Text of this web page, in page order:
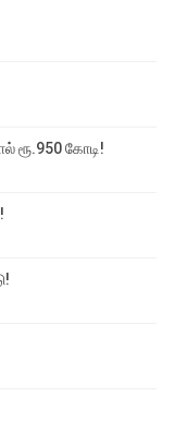
ரூ.950 கோடி!